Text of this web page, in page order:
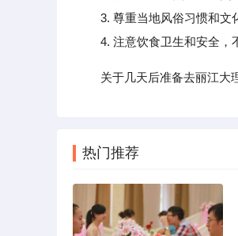
3. 尊重当地风俗习惯和文化
4. 注意饮食卫生和安全，不
关于几天后准备去丽江大
热门推荐